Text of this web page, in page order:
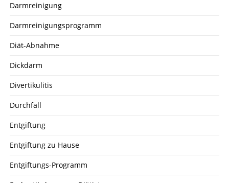
Darmreinigung
Darmreinigungsprogramm
Diät-Abnahme
Dickdarm
Divertikulitis
Durchfall
Entgiftung
Entgiftung zu Hause
Entgiftungs-Programm